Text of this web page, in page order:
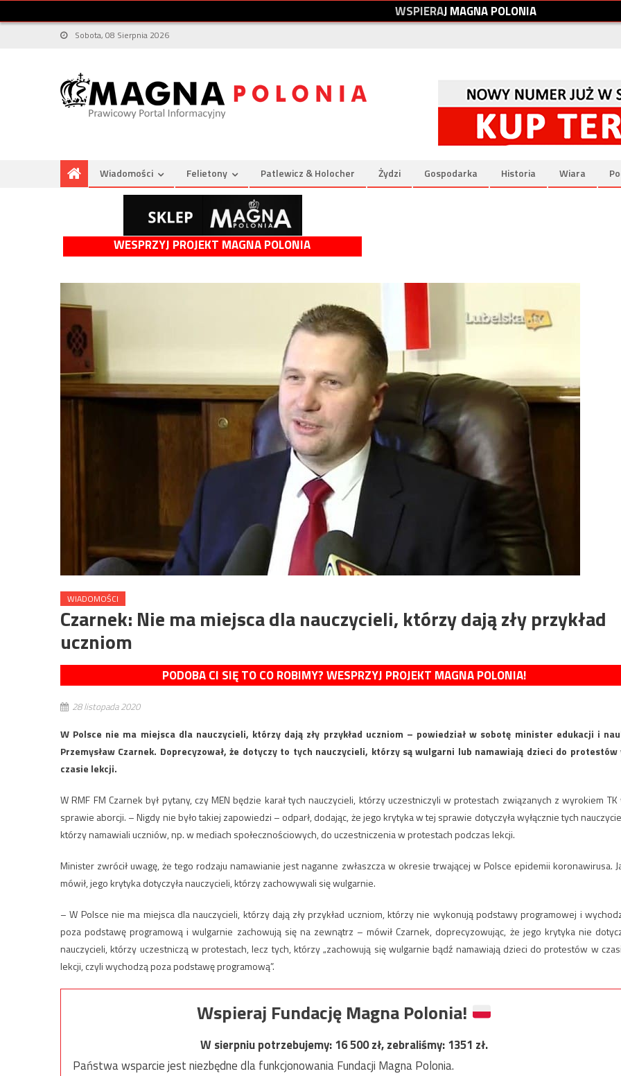
WSPIERAJMAGNAPOLONIA
Sobota, 08 Sierpnia 2026
Wiadomości Felietony Patlewicz & Holocher Żydzi Gospodarka Historia Wiara
WESPRZYJ PROJEKT MAGNA POLONIA
WIADOMOŚCI
Czarnek: Nie ma miejsca dla nauczycieli, którzy dają zły przykład
uczniom
PODOBA CI SIĘ TO CO ROBIMY? WESPRZYJ PROJEKT MAGNA POLONIA!
28 listopada 2020
W Polsce nie ma miejsca dla nauczycieli, którzy dają zły przykład uczniom – powiedział w sobotę minister edukacji i
Przemysław Czarnek. Doprecyzował, że dotyczy to tych nauczycieli, którzy są wulgarni lub namawiają dzieci do protestów
czasie lekcji.
W RMF FM Czarnek był pytany, czy MEN będzie karał tych nauczycieli, którzy uczestniczyli w protestach związanych z wyrokiem TK
sprawie aborcji. – Nigdy nie było takiej zapowiedzi – odparł, dodając, że jego krytyka w tej sprawie dotyczyła wyłącznie tych
którzy namawiali uczniów, np. w mediach społecznościowych, do uczestniczenia w protestach podczas lekcji.
Minister zwrócił uwagę, że tego rodzaju namawianie jest naganne zwłaszcza w okresie trwającej w Polsce epidemii koronawirusa.
mówił, jego krytyka dotyczyła nauczycieli, którzy zachowywali się wulgarnie.
– W Polsce nie ma miejsca dla nauczycieli, którzy dają zły przykład uczniom, którzy nie wykonują podstawy programowej i
poza podstawę programową i wulgarnie zachowują się na zewnątrz – mówił Czarnek, doprecyzowując, że jego krytyka nie
nauczycieli, którzy uczestniczą w protestach, lecz tych, którzy „zachowują się wulgarnie bądź namawiają dzieci do protestów w
lekcji, czyli wychodzą poza podstawę programową”.
Wspieraj Fundację Magna Polonia!
W sierpniu potrzebujemy:16 500zł, zebraliśmy:1351 zł.
Państwa wsparcie jest niezbędne dla funkcjonowania Fundacji Magna Polonia.